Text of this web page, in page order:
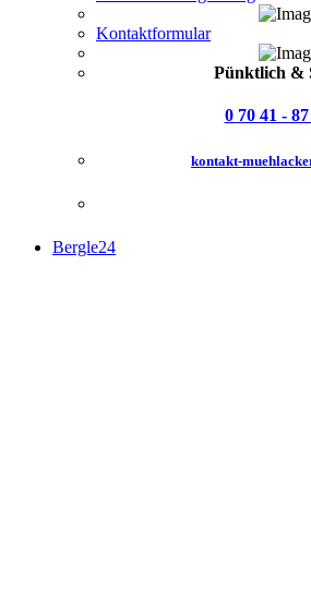
Kontaktformular
Pünktlich &
0 70 41 -
kontakt-
Bergle24